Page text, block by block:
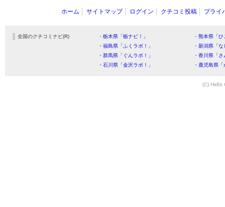
ホーム サイトマップ ログイン クチコミ投稿 プライ
全国のクチコミナビ(R) ・栃木県「栃ナビ！」
・熊本県「
・福島県「ふくラボ！」
・新潟県「
・群馬県「ぐんラボ！」
・香川県「
・石川県「金沢ラボ！」
・鹿児島県
(C) HitBit